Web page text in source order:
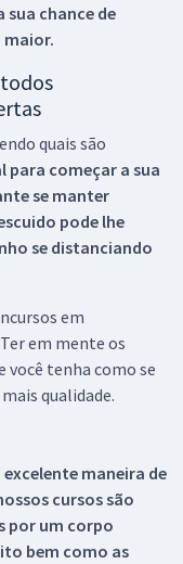
sua chance de
maior.
quais são
para começar a sua
se manter
pode lhe
se distanciando
em
em mente os
você tenha como se
qualidade.
maneira de
cursos são
por um corpo
bem como as